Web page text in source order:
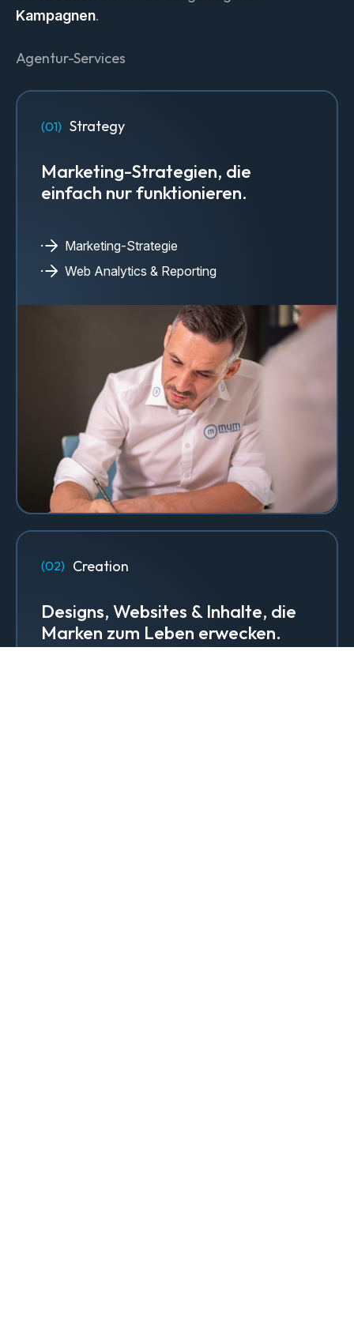
Agentur-Services
Kampagnen.
Strategy
Marketing-Strategien, die
einfach nur funktionieren.
Marketing-Strategie
Web Analytics & Reporting
Creation
Designs, Websites & Inhalte, die
Marken zum Leben erwecken.